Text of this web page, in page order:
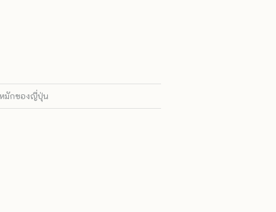
มักของญี่ปุ่น